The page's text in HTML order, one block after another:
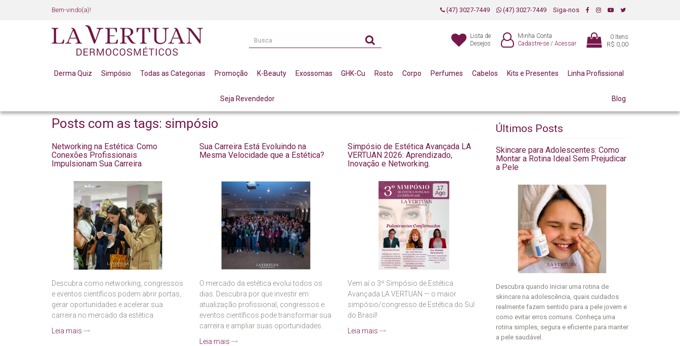
Bem-vindo(a)! (47) 3027-7449 (47) 3027-7449 Siga-nos
Lista de
Desejos
Minha Conta
Cadastre-se / Acessar
0 Itens
R$ 0,00
Derma Quiz Simpósio Todas as Categorias Promoção K-Beauty Exossomas GHK-Cu Rosto Corpo Perfumes Cabelos Kits e Presentes Linha Profissional
Seja Revendedor Blog
Posts com as tags: simpósio
Networking na Estética: Como
Conexões Profissionais
Impulsionam Sua Carreira
Descubra como networking, congressos
e eventos científicos podem abrir portas,
gerar oportunidades e acelerar sua
carreira no mercado da estética.
Leia mais
Sua Carreira Está Evoluindo na
Mesma Velocidade que a Estética?
O mercado da estética evolui todos os
dias. Descubra por que investir em
atualização profissional, congressos e
eventos científicos pode transformar sua
carreira e ampliar suas oportunidades.
Leia mais
Simpósio de Estética Avançada LA
VERTUAN 2026: Aprendizado,
Inovação e Networking.
Vem aí o 3º Simpósio de Estética
Avançada LA VERTUAN — o maior
simpósio/congresso de Estética do Sul
do Brasil!
Leia mais
Últimos Posts
Skincare para Adolescentes: Como
Montar a Rotina Ideal Sem Prejudicar
a Pele
Descubra quando iniciar uma rotina de
skincare na adolescência, quais cuidados
realmente fazem sentido para a pele jovem e
como evitar erros comuns. Conheça uma
rotina simples, segura e eficiente para manter
a pele saudável.